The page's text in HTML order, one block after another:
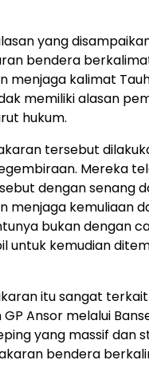
yang
bendera
menjaga kalimat
memiliki alasan
hukum.
tersebut
Mereka
dengan senang
menjaga kemuliaan
bukan dengan
untuk kemudian
itu sangat
Ansor melalui
yang massif dan
bendera